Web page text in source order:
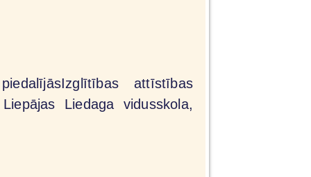
attīstības
Liedaga vidusskola,